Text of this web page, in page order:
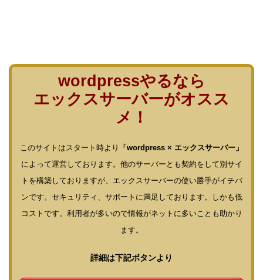
wordpressやるなら
エックスサーバーがオスス
メ！
このサイトはスタート時より
「wordpress × エックスサーバー」
によって運営しております。他のサーバーとも契約をして別サイ
トを構築しておりますが、エックスサーバーの使い勝手がイチバ
ンです。セキュリティ、サポートに満足しております。しかも低
コストです。利用者が多いので情報がネットに多いことも助かり
ます。
詳細は下記ボタンより